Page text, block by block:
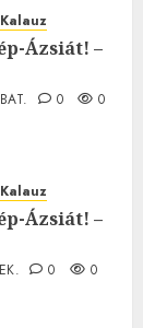
Ázsiát! –
0 0
Ázsiát! –
0 0